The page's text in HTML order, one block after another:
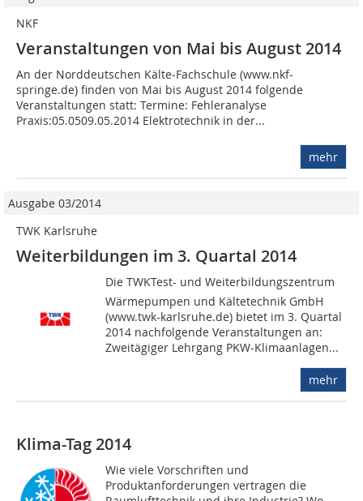
NKF
Veranstaltungen von Mai bis August 2014
An der Norddeutschen Kälte-Fachschule (www.nkf-
springe.de) finden von Mai bis August 2014 folgende
Veranstaltungen statt: Termine: Fehleranalyse
Praxis:05.0509.05.2014 Elektrotechnik in der...
mehr
Ausgabe 03/2014
TWK Karlsruhe
Weiterbildungen im 3. Quartal 2014
Die TWKTest- und Weiterbildungszentrum
Wärmepumpen und Kältetechnik GmbH
(www.twk-karlsruhe.de) bietet im 3. Quartal
2014 nachfolgende Veranstaltungen an:
Zweitägiger Lehrgang PKW-Klimaanlagen...
mehr
Klima-Tag 2014
Wie viele Vorschriften und
Produktanforderungen vertragen die